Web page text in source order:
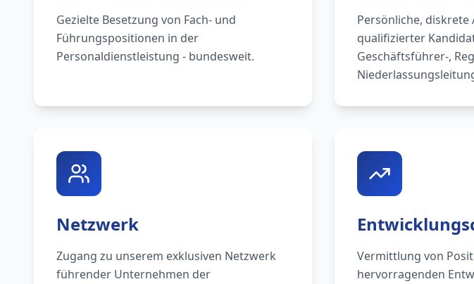
Gezielte Besetzung von Fach- und
Führungspositionen in der
Personaldienstleistung - bundesweit.
Persönliche, diskrete
qualifizierter
Geschäftsführer-,
Netzwerk
Zugang zu unserem exklusiven Netzwerk
führender Unternehmen der
Vermittlung von
hervorragenden